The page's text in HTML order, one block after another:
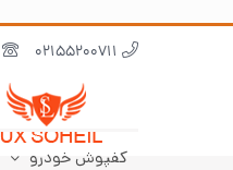
کفپوش خودرو